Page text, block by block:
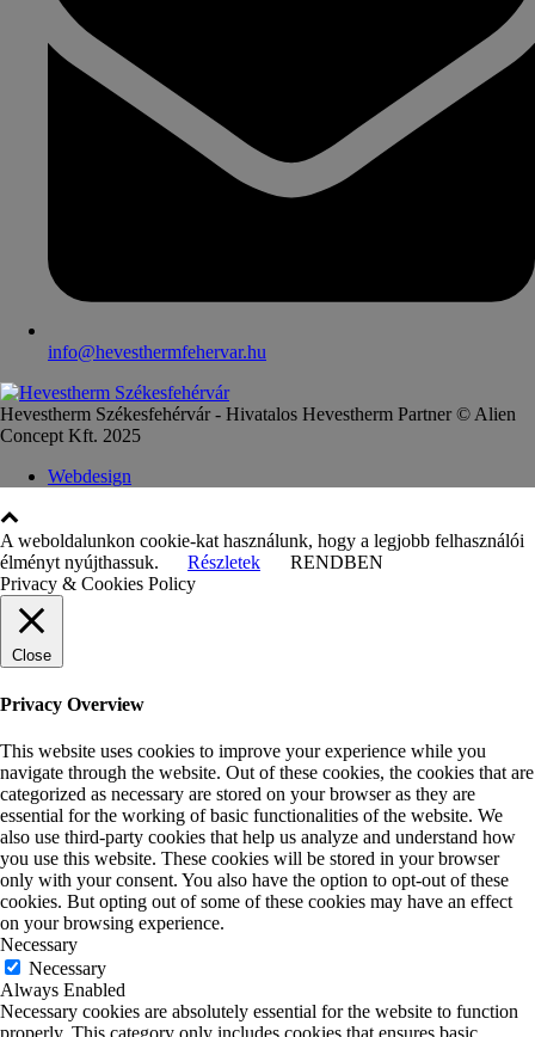
info@hevesthermfehervar.hu
Hevestherm Székesfehérvár - Hivatalos Hevestherm Partner © Alien
Concept Kft. 2025
Webdesign
A weboldalunkon cookie-kat használunk, hogy a legjobb felhasználói
élményt nyújthassuk.
Részletek
RENDBEN
Privacy & Cookies Policy
Close
Privacy Overview
This website uses cookies to improve your experience while you
navigate through the website. Out of these cookies, the cookies that are
categorized as necessary are stored on your browser as they are
essential for the working of basic functionalities of the website. We
also use third-party cookies that help us analyze and understand how
you use this website. These cookies will be stored in your browser
only with your consent. You also have the option to opt-out of these
cookies. But opting out of some of these cookies may have an effect
on your browsing experience.
Necessary
Necessary
Always Enabled
Necessary cookies are absolutely essential for the website to function
properly. This category only includes cookies that ensures basic